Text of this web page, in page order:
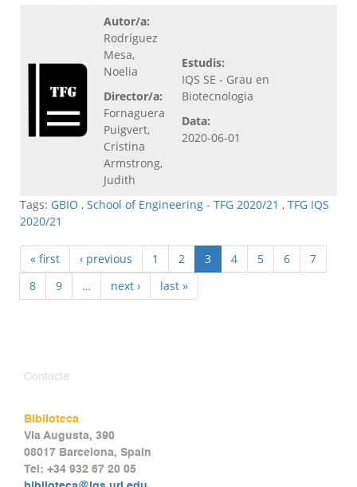
Autor/a:
Rodríguez
Mesa,
Noelia
Director/a:
Fornaguera
Puigvert,
Cristina
Armstrong,
Judith
Estudis:
IQS SE - Grau en
Biotecnologia
Data:
2020-06-01
Tags: GBIO , School of Engineering - TFG 2020/21 , TFG IQS
2020/21
« first ‹ previous 1 2 3 4 5 6
7
8
9 … next › last »
Contacte
Biblioteca
Via Augusta, 390
08017 Barcelona, Spain
Tel: +34 932 67 20 05